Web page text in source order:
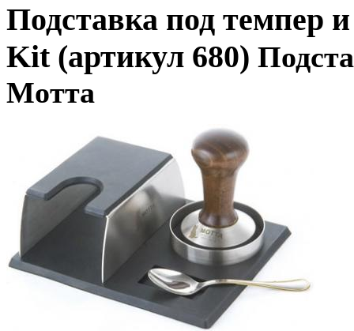
Подставка под темпер
Kit (артикул 680)
Moтта